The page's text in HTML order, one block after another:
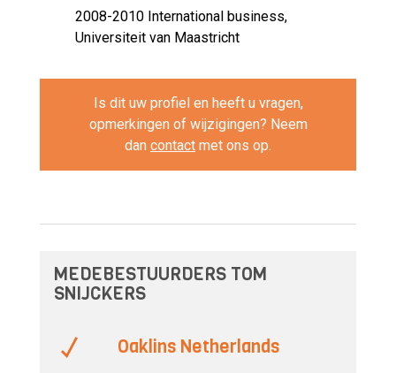
2008-2010 International business,
Universiteit van Maastricht
Is dit uw profiel en heeft u vragen,
opmerkingen of wijzigingen? Neem
dan contact met ons op.
MEDEBESTUURDERS TOM
SNIJCKERS
Oaklins Netherlands